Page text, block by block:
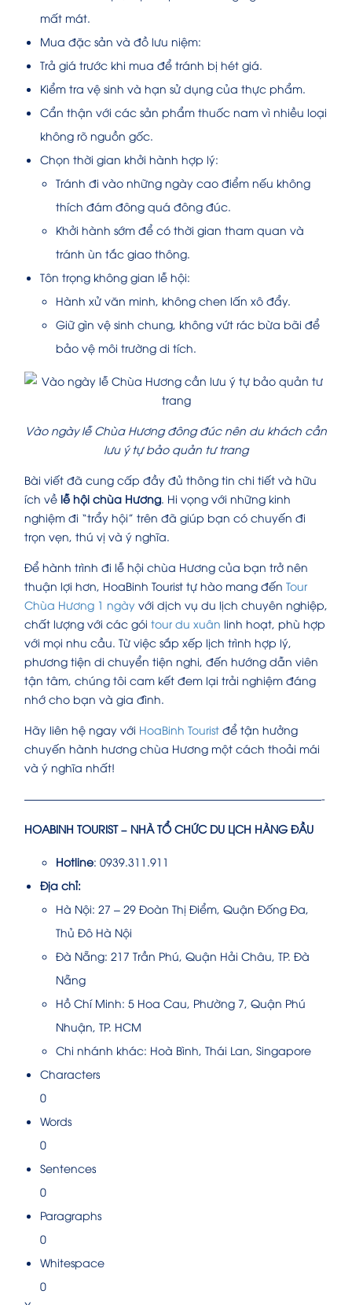
mất mát.
Mua đặc sản và đồ lưu niệm:
Trả giá trước khi mua để tránh bị hét giá.
Kiểm tra vệ sinh và hạn sử dụng của thực phẩm.
Cẩn thận với các sản phẩm thuốc nam vì nhiều loại
không rõ nguồn gốc.
Chọn thời gian khởi hành hợp lý:
Tránh đi vào những ngày cao điểm nếu không
thích đám đông quá đông đúc.
Khởi hành sớm để có thời gian tham quan và
tránh ùn tắc giao thông.
Tôn trọng không gian lễ hội:
Hành xử văn minh, không chen lấn xô đẩy.
Giữ gìn vệ sinh chung, không vứt rác bừa bãi để
bảo vệ môi trường di tích.
Vào ngày lễ Chùa Hương đông đúc nên du khách cần
lưu ý tự bảo quản tư trang
Bài viết đã cung cấp đầy đủ thông tin chi tiết và hữu
ích về lễ hội chùa Hương. Hi vọng với những kinh
nghiệm đi “trẩy hội” trên đã giúp bạn có chuyến đi
trọn vẹn, thú vị và ý nghĩa.
Để hành trình đi lễ hội chùa Hương của bạn trở nên
thuận lợi hơn, HoaBinh Tourist tự hào mang đến Tour
Chùa Hương 1 ngày với dịch vụ du lịch chuyên nghiệp,
chất lượng với các gói tour du xuân linh hoạt, phù hợp
với mọi nhu cầu. Từ việc sắp xếp lịch trình hợp lý,
phương tiện di chuyển tiện nghi, đến hướng dẫn viên
tận tâm, chúng tôi cam kết đem lại trải nghiệm đáng
nhớ cho bạn và gia đình.
Hãy liên hệ ngay với HoaBinh Tourist để tận hưởng
chuyến hành hương chùa Hương một cách thoải mái
và ý nghĩa nhất!
———————————————————————————-
HOABINH TOURIST – NHÀ TỔ CHỨC DU LỊCH HÀNG ĐẦU
Hotline: 0939.311.911
Địa chỉ:
Hà Nội: 27 – 29 Đoàn Thị Điểm, Quận Đống Đa,
Thủ Đô Hà Nội
Đà Nẵng: 217 Trần Phú, Quận Hải Châu, TP. Đà
Nẵng
Hồ Chí Minh: 5 Hoa Cau, Phường 7, Quận Phú
Nhuận, TP. HCM
Chi nhánh khác: Hoà Bình, Thái Lan, Singapore
Characters
0
Words
0
Sentences
0
Paragraphs
0
Whitespace
0